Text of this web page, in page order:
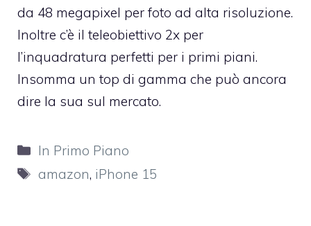
da 48 megapixel per foto ad alta risoluzione.
Inoltre c’è il teleobiettivo 2x per
l’inquadratura perfetti per i primi piani.
Insomma un top di gamma che può ancora
dire la sua sul mercato.
Categorie
In Primo Piano
Tag
amazon, iPhone 15